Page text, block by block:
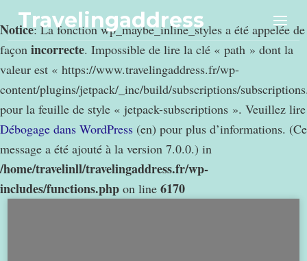
Notice: La fonction wp_maybe_inline_styles a été appelée de
façon incorrecte. Impossible de lire la clé « path » dont la
valeur est « https://www.travelingaddress.fr/wp-
content/plugins/jetpack/_inc/build/subscriptions/
pour la feuille de style « jetpack-subscriptions ». Veuillez lire
Débogage dans WordPress (en) pour plus d’informations. (Ce
message a été ajouté à la version 7.0.0.) in
/home/travelinll/travelingaddress.fr/wp-
includes/functions.php on line 6170
Travelingaddress